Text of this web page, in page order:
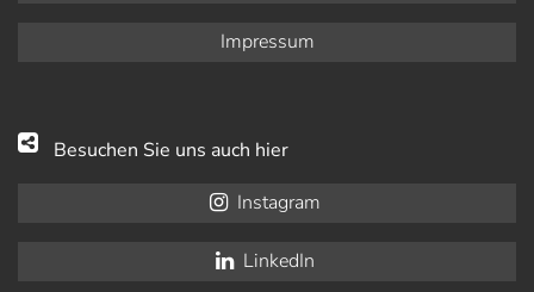
Impressum
Besuchen Sie uns auch hier
Instagram
LinkedIn